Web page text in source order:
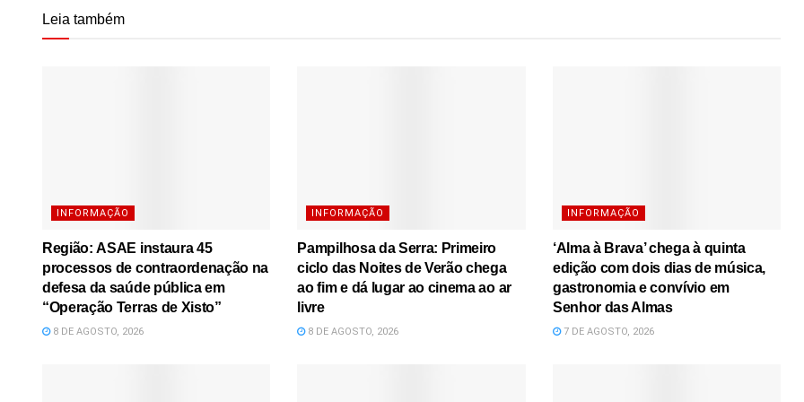
Leia também
INFORMAÇÃO
Região: ASAE instaura 45
processos de contraordenação na
defesa da saúde pública em
“Operação Terras de Xisto”
8 DE AGOSTO, 2026
INFORMAÇÃO
Pampilhosa da Serra: Primeiro
ciclo das Noites de Verão chega
ao fim e dá lugar ao cinema ao ar
livre
8 DE AGOSTO, 2026
INFORMAÇÃO
‘Alma à Brava’ chega à quinta
edição com dois dias de música,
gastronomia e convívio em
Senhor das Almas
7 DE AGOSTO, 2026